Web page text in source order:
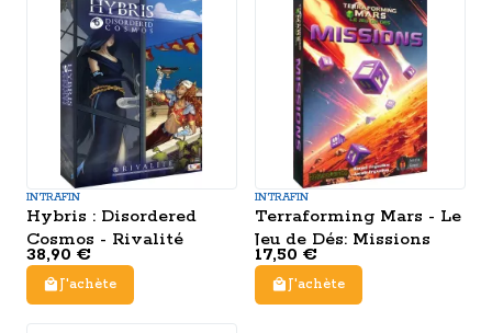
INTRAFIN
Hybris : Disordered
Cosmos - Rivalité
38,90 €
J'achète
INTRAFIN
Terraforming Mars - Le
Jeu de Dés: Missions
17,50 €
J'achète